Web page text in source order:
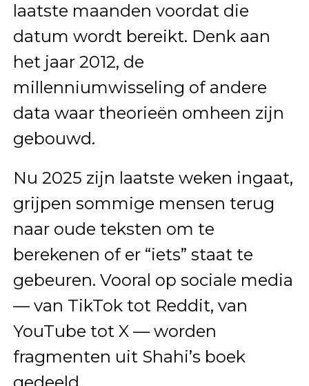
laatste maanden voordat die
datum wordt bereikt. Denk aan
het jaar 2012, de
millenniumwisseling of andere
data waar theorieën omheen zijn
gebouwd.
Nu 2025 zijn laatste weken ingaat,
grijpen sommige mensen terug
naar oude teksten om te
berekenen of er “iets” staat te
gebeuren. Vooral op sociale media
— van TikTok tot Reddit, van
YouTube tot X — worden
fragmenten uit Shahi’s boek